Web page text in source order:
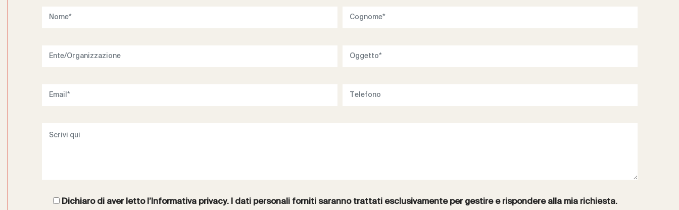
Dichiaro di aver letto l’Informativa privacy. I dati personali forniti saranno trattati esclusivamente per gestire e rispondere alla mia richiesta.